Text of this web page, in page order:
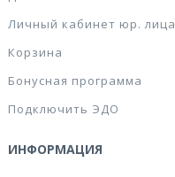
Личный кабинет юр. лица
Корзина
Бонусная программа
Подключить ЭДО
ИНФОРМАЦИЯ